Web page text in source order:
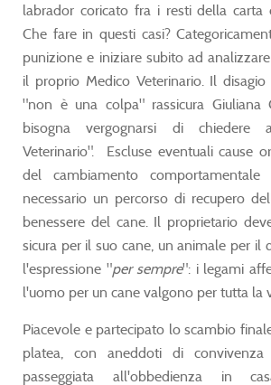
labrador coricato fra i resti della carta
Che fare in questi casi?
punizione e iniziare subito ad
il proprio Medico Veterinario. Il
"non è una colpa" rassicura
bisogna vergognarsi di chiedere
Veterinario". Escluse eventuali cause
del cambiamento
necessario un percorso di recupero
benessere del cane. Il proprietario
sicura per il suo cane, un animale per il
l'espressione "per sempre": i legami
l'uomo per un cane valgono per tutta la
Piacevole e partecipato lo scambio
platea, con aneddoti di convivenza
passeggiata all'obbedienza in